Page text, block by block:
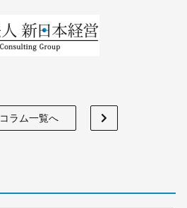
コラム一覧へ